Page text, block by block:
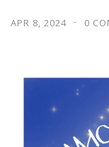
APR 8, 2024 0